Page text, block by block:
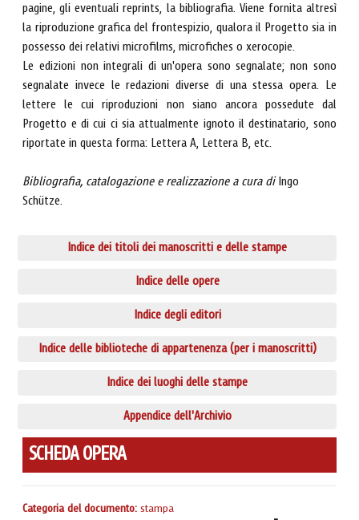
pagine, gli eventuali reprints, la bibliografia. Viene fornita altresì
la riproduzione grafica del frontespizio, qualora il Progetto sia in
possesso dei relativi microfilms, microfiches o xerocopie.
Le edizioni non integrali di un'opera sono segnalate; non sono
segnalate invece le redazioni diverse di una stessa opera. Le
lettere le cui riproduzioni non siano ancora possedute dal
Progetto e di cui ci sia attualmente ignoto il destinatario, sono
riportate in questa forma: Lettera A, Lettera B, etc.
Bibliografia, catalogazione e realizzazione a cura diIngo
Schütze.
Indice dei titoli dei manoscritti e delle stampe
Indice delle opere
Indice degli editori
Indice delle biblioteche di appartenenza (per i manoscritti)
Indice dei luoghi delle stampe
Appendice dell'Archivio
SCHEDA OPERA
Categoria del documento: stampa